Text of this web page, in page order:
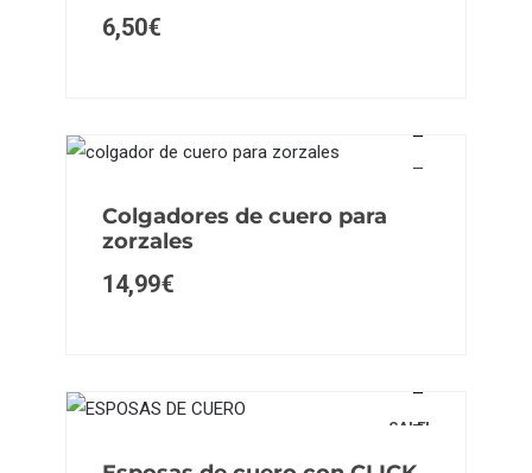
6,50€
Colgadores de cuero para
zorzales
14,99€
SALE!